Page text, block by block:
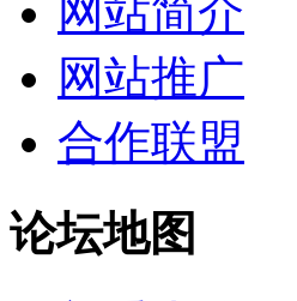
网站简介
网站推广
合作联盟
论坛地图